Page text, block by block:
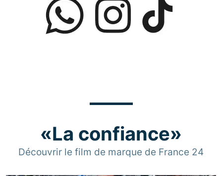
«La confiance»
Découvrir le film de marque de France 24